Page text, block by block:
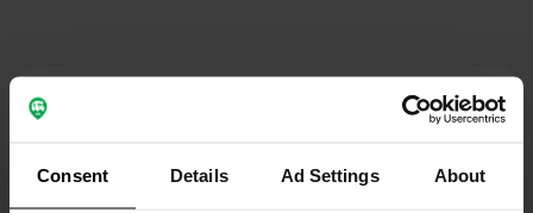
Consent Details Ad Settings About
Contact
Emplacement